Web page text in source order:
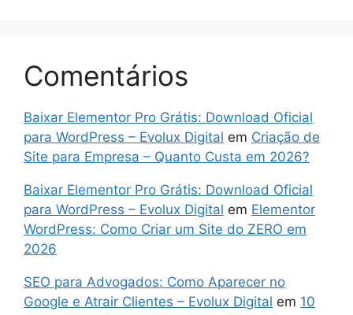
Comentários
Baixar Elementor Pro Grátis: Download Oficial
para WordPress – Evolux Digital em Criação de
Site para Empresa – Quanto Custa em 2026?
Baixar Elementor Pro Grátis: Download Oficial
para WordPress – Evolux Digital em Elementor
WordPress: Como Criar um Site do ZERO em
2026
SEO para Advogados: Como Aparecer no
Google e Atrair Clientes – Evolux Digital em 10